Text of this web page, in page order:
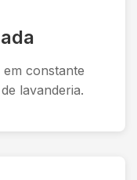
constante
lavanderia.